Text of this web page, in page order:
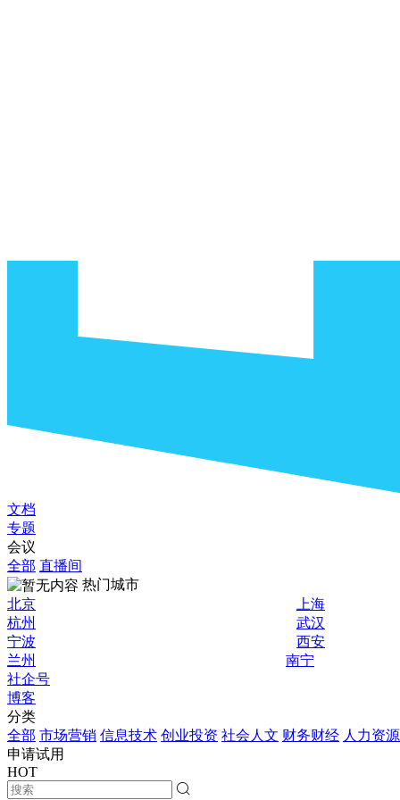
文档
专题
会议
全部 直播间
热门城市
北京
上海
杭州
武汉
宁波
西安
兰州
南宁
社企号
博客
分类
全部 市场营销 信息技术 创业投资 社会人文 财务财经 人力资源
申请试用
HOT